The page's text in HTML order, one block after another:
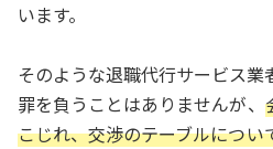
います。
そのような退職代行サービス
罪を負うことはありませんが、
こじれ、交渉のテーブルにつ